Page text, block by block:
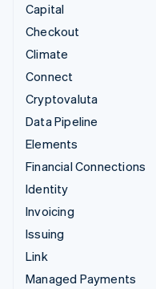
Capital
Checkout
Climate
Connect
Cryptovaluta
Data Pipeline
Elements
Financial Connections
Identity
Invoicing
Issuing
Link
Managed Payments